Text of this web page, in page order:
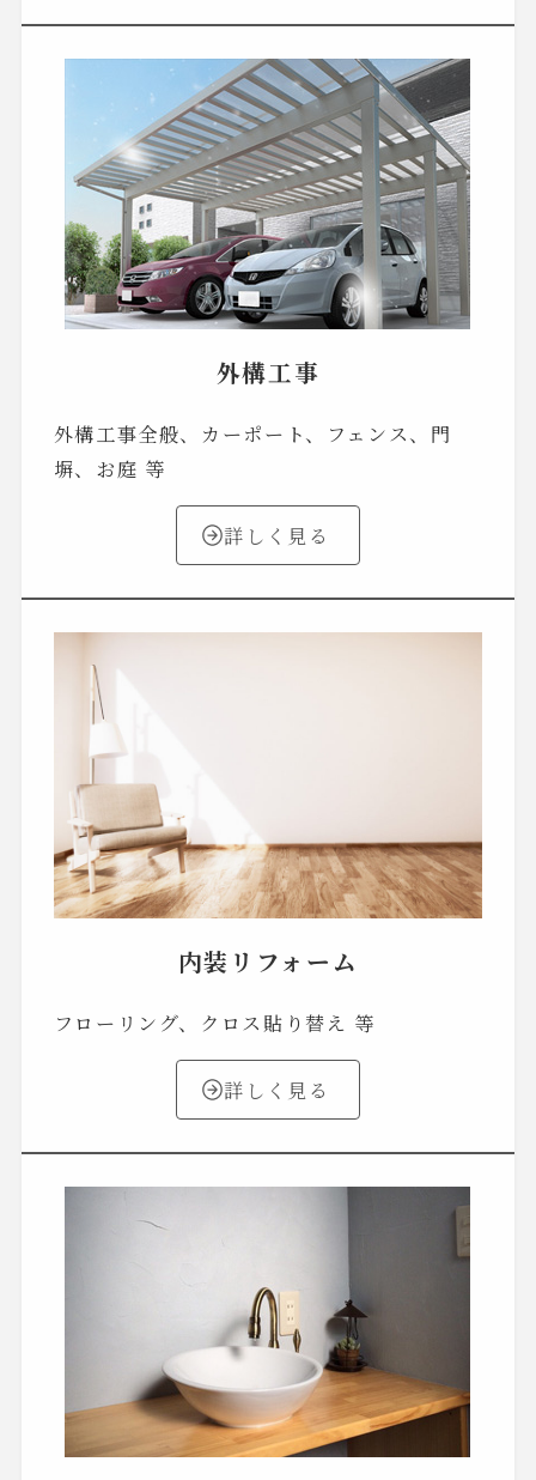
外構工事
外構工事全般、カーポート、フェンス、門
塀、お庭 等
詳しく見る
内装リフォーム
フローリング、クロス貼り替え 等
詳しく見る